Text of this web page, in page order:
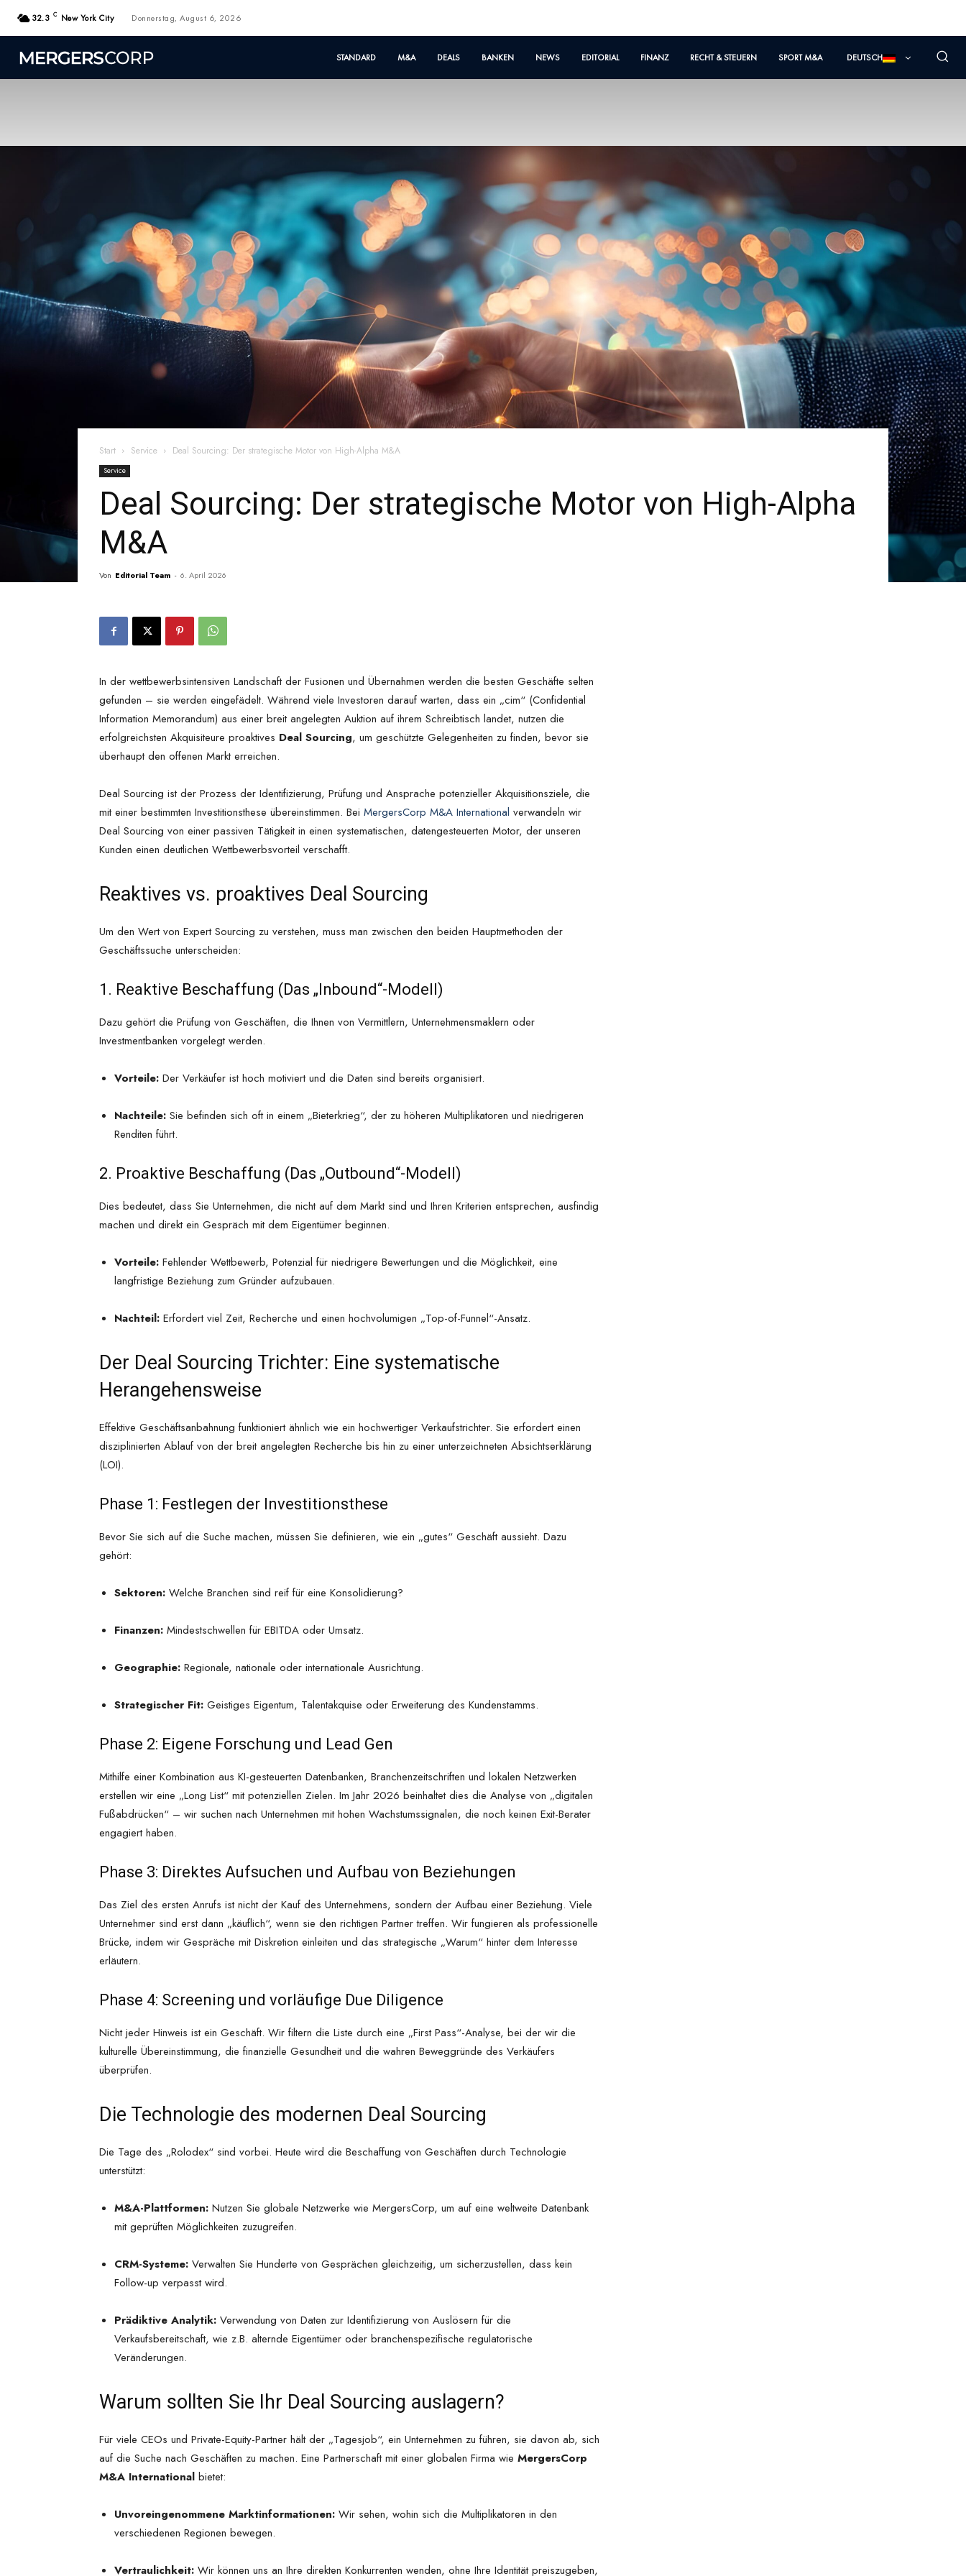
32.3 C New York City Donnerstag, August 6, 2026
STANDARD M&A DEALS BANKEN NEWS EDITORIAL FINANZ RECHT & STEUERN SPORT M&A DEUTSCH
Start Service Deal Sourcing: Der strategische Motor von High-Alpha M&A
Service
Deal Sourcing: Der strategische Motor von High-Alpha
M&A
Von Editorial Team - 6. April 2026
In der wettbewerbsintensiven Landschaft der Fusionen und Übernahmen werden die besten Geschäfte selten
gefunden – sie werden eingefädelt. Während viele Investoren darauf warten, dass ein „cim“ (Confidential
Information Memorandum) aus einer breit angelegten Auktion auf ihrem Schreibtisch landet, nutzen die
erfolgreichsten Akquisiteure proaktives Deal Sourcing, um geschützte Gelegenheiten zu finden, bevor sie
überhaupt den offenen Markt erreichen.
Deal Sourcing ist der Prozess der Identifizierung, Prüfung und Ansprache potenzieller Akquisitionsziele, die
mit einer bestimmten Investitionsthese übereinstimmen. Bei MergersCorp M&A International verwandeln wir
Deal Sourcing von einer passiven Tätigkeit in einen systematischen, datengesteuerten Motor, der unseren
Kunden einen deutlichen Wettbewerbsvorteil verschafft.
Reaktives vs. proaktives Deal Sourcing
Um den Wert von Expert Sourcing zu verstehen, muss man zwischen den beiden Hauptmethoden der
Geschäftssuche unterscheiden:
1. Reaktive Beschaffung (Das „Inbound“-Modell)
Dazu gehört die Prüfung von Geschäften, die Ihnen von Vermittlern, Unternehmensmaklern oder
Investmentbanken vorgelegt werden.
Vorteile: Der Verkäufer ist hoch motiviert und die Daten sind bereits organisiert.
Nachteile: Sie befinden sich oft in einem „Bieterkrieg“, der zu höheren Multiplikatoren und niedrigeren
Renditen führt.
2. Proaktive Beschaffung (Das „Outbound“-Modell)
Dies bedeutet, dass Sie Unternehmen, die nicht auf dem Markt sind und Ihren Kriterien entsprechen, ausfindig
machen und direkt ein Gespräch mit dem Eigentümer beginnen.
Vorteile: Fehlender Wettbewerb, Potenzial für niedrigere Bewertungen und die Möglichkeit, eine
langfristige Beziehung zum Gründer aufzubauen.
Nachteil: Erfordert viel Zeit, Recherche und einen hochvolumigen „Top-of-Funnel“-Ansatz.
Der Deal Sourcing Trichter: Eine systematische
Herangehensweise
Effektive Geschäftsanbahnung funktioniert ähnlich wie ein hochwertiger Verkaufstrichter. Sie erfordert einen
disziplinierten Ablauf von der breit angelegten Recherche bis hin zu einer unterzeichneten Absichtserklärung
(LOI).
Phase 1: Festlegen der Investitionsthese
Bevor Sie sich auf die Suche machen, müssen Sie definieren, wie ein „gutes“ Geschäft aussieht. Dazu
gehört:
Sektoren: Welche Branchen sind reif für eine Konsolidierung?
Finanzen: Mindestschwellen für EBITDA oder Umsatz.
Geographie: Regionale, nationale oder internationale Ausrichtung.
Strategischer Fit: Geistiges Eigentum, Talentakquise oder Erweiterung des Kundenstamms.
Phase 2: Eigene Forschung und Lead Gen
Mithilfe einer Kombination aus KI-gesteuerten Datenbanken, Branchenzeitschriften und lokalen Netzwerken
erstellen wir eine „Long List“ mit potenziellen Zielen. Im Jahr 2026 beinhaltet dies die Analyse von „digitalen
Fußabdrücken“ – wir suchen nach Unternehmen mit hohen Wachstumssignalen, die noch keinen Exit-Berater
engagiert haben.
Phase 3: Direktes Aufsuchen und Aufbau von Beziehungen
Das Ziel des ersten Anrufs ist nicht der Kauf des Unternehmens, sondern der Aufbau einer Beziehung. Viele
Unternehmer sind erst dann „käuflich“, wenn sie den richtigen Partner treffen. Wir fungieren als professionelle
Brücke, indem wir Gespräche mit Diskretion einleiten und das strategische „Warum“ hinter dem Interesse
erläutern.
Phase 4: Screening und vorläufige Due Diligence
Nicht jeder Hinweis ist ein Geschäft. Wir filtern die Liste durch eine „First Pass“-Analyse, bei der wir die
kulturelle Übereinstimmung, die finanzielle Gesundheit und die wahren Beweggründe des Verkäufers
überprüfen.
Die Technologie des modernen Deal Sourcing
Die Tage des „Rolodex“ sind vorbei. Heute wird die Beschaffung von Geschäften durch Technologie
unterstützt:
M&A-Plattformen: Nutzen Sie globale Netzwerke wie MergersCorp, um auf eine weltweite Datenbank
mit geprüften Möglichkeiten zuzugreifen.
CRM-Systeme: Verwalten Sie Hunderte von Gesprächen gleichzeitig, um sicherzustellen, dass kein
Follow-up verpasst wird.
Prädiktive Analytik: Verwendung von Daten zur Identifizierung von Auslösern für die
Verkaufsbereitschaft, wie z.B. alternde Eigentümer oder branchenspezifische regulatorische
Veränderungen.
Warum sollten Sie Ihr Deal Sourcing auslagern?
Für viele CEOs und Private-Equity-Partner hält der „Tagesjob“, ein Unternehmen zu führen, sie davon ab, sich
auf die Suche nach Geschäften zu machen. Eine Partnerschaft mit einer globalen Firma wie MergersCorp
M&A International bietet:
Unvoreingenommene Marktinformationen: Wir sehen, wohin sich die Multiplikatoren in den
verschiedenen Regionen bewegen.
Vertraulichkeit: Wir können uns an Ihre direkten Konkurrenten wenden, ohne Ihre Identität preiszugeben,